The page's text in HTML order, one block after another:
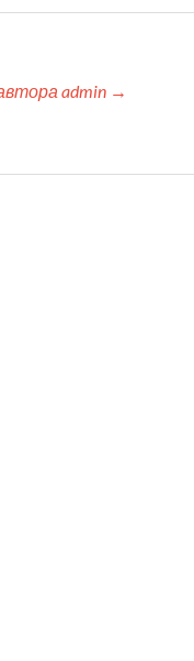
admin →